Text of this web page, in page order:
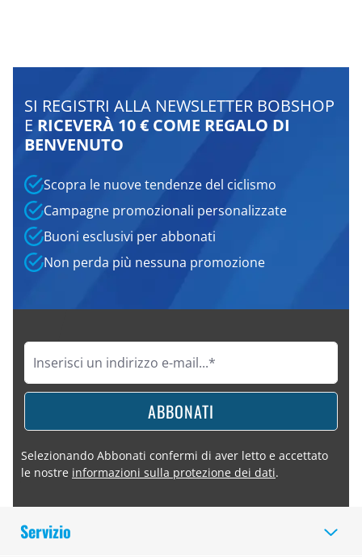
SI REGISTRI ALLA NEWSLETTER BOBSHOP
E RICEVERÀ 10 € COME REGALO DI
BENVENUTO
Scopra le nuove tendenze del ciclismo
Campagne promozionali personalizzate
Buoni esclusivi per abbonati
Non perda più nessuna promozione
ABBONATI
Selezionando Abbonati confermi di aver letto e accettato
le nostre informazioni sulla protezione dei dati.
Servizio